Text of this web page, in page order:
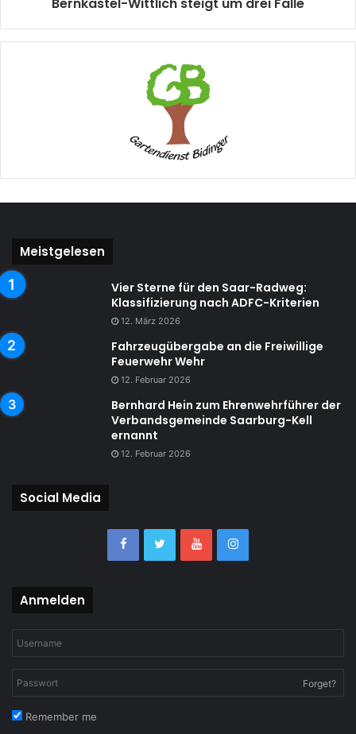
Meistgelesen
Vier Sterne für den Saar-Radweg:
Klassifizierung nach ADFC-Kriterien
12. März 2026
Fahrzeugübergabe an die Freiwillige
Feuerwehr Wehr
12. Februar 2026
Bernhard Hein zum Ehrenwehrführer der
Verbandsgemeinde Saarburg-Kell
ernannt
12. Februar 2026
Social Media
Anmelden
Forget?
Remember me